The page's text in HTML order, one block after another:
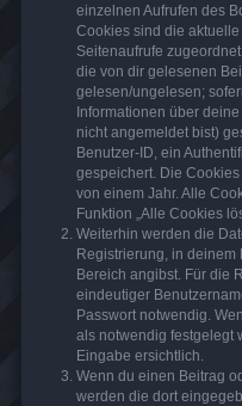
einzelnen Aufrufen des
Cookies sind die
Seitenaufrufe
die von dir gelesenen
gelesen/ungelesen;
Informationen über
nicht angemeldet bist)
Benutzer-ID, ein
gespeichert. Die
von einem Jahr. Alle
Funktion „Alle Cookies
Weiterhin werden die
Registrierung, in deinem
Bereich angibst. Für die
eindeutiger
Passwort notwendig.
als notwendig festgelegt
Eingabe ersichtlich.
Wenn du einen Beitrag
werden die dort